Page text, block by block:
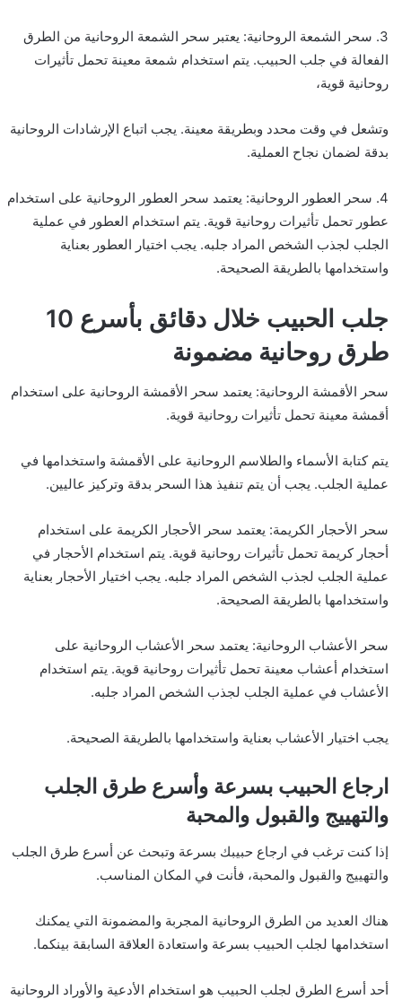
3. سحر الشمعة الروحانية: يعتبر سحر الشمعة الروحانية من الطرق
الفعالة في جلب الحبيب. يتم استخدام شمعة معينة تحمل تأثيرات
روحانية قوية،
وتشعل في وقت محدد وبطريقة معينة. يجب اتباع الإرشادات الروحانية
بدقة لضمان نجاح العملية.
4. سحر العطور الروحانية: يعتمد سحر العطور الروحانية على استخدام
عطور تحمل تأثيرات روحانية قوية. يتم استخدام العطور في عملية
الجلب لجذب الشخص المراد جلبه. يجب اختيار العطور بعناية
واستخدامها بالطريقة الصحيحة.
جلب الحبيب خلال دقائق بأسرع 10
طرق روحانية مضمونة
سحر الأقمشة الروحانية: يعتمد سحر الأقمشة الروحانية على استخدام
أقمشة معينة تحمل تأثيرات روحانية قوية.
يتم كتابة الأسماء والطلاسم الروحانية على الأقمشة واستخدامها في
عملية الجلب. يجب أن يتم تنفيذ هذا السحر بدقة وتركيز عاليين.
سحر الأحجار الكريمة: يعتمد سحر الأحجار الكريمة على استخدام
أحجار كريمة تحمل تأثيرات روحانية قوية. يتم استخدام الأحجار في
عملية الجلب لجذب الشخص المراد جلبه. يجب اختيار الأحجار بعناية
واستخدامها بالطريقة الصحيحة.
سحر الأعشاب الروحانية: يعتمد سحر الأعشاب الروحانية على
استخدام أعشاب معينة تحمل تأثيرات روحانية قوية. يتم استخدام
الأعشاب في عملية الجلب لجذب الشخص المراد جلبه.
يجب اختيار الأعشاب بعناية واستخدامها بالطريقة الصحيحة.
ارجاع الحبيب بسرعة وأسرع طرق الجلب
والتهييج والقبول والمحبة
إذا كنت ترغب في ارجاع حبيبك بسرعة وتبحث عن أسرع طرق الجلب
والتهييج والقبول والمحبة، فأنت في المكان المناسب.
هناك العديد من الطرق الروحانية المجربة والمضمونة التي يمكنك
استخدامها لجلب الحبيب بسرعة واستعادة العلاقة السابقة بينكما.
أحد أسرع الطرق لجلب الحبيب هو استخدام الأدعية والأوراد الروحانية